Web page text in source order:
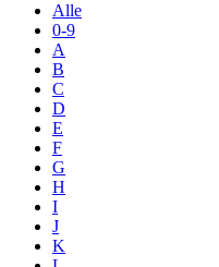
Alle
0-9
A
B
C
D
E
F
G
H
I
J
K